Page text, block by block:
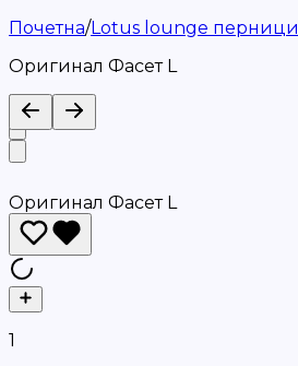
Почетна/Lotus lounge перници
Оригинал Фасет L
Оригинал Фасет L
1